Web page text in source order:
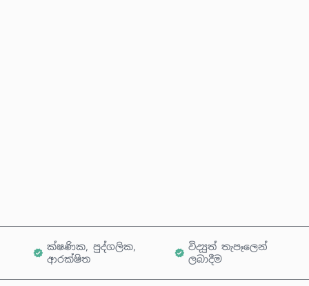
ක්ෂණික, පුද්ගලික,
ආරක්ෂිත
විද්‍යුත් තැපෑලෙන්
ලබාදීම